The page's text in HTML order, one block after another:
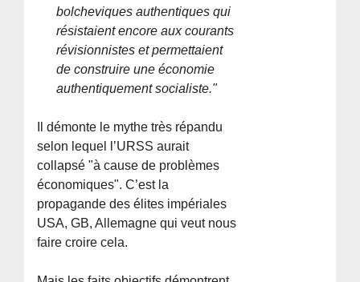
bolcheviques authentiques qui
résistaient encore aux courants
révisionnistes et permettaient
de construire une économie
authentiquement socialiste."
Il démonte le mythe très répandu
selon lequel l’URSS aurait
collapsé "à cause de problèmes
économiques". C’est la
propagande des élites impériales
USA, GB, Allemagne qui veut nous
faire croire cela.